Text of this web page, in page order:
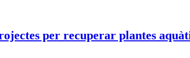
per recuperar plantes